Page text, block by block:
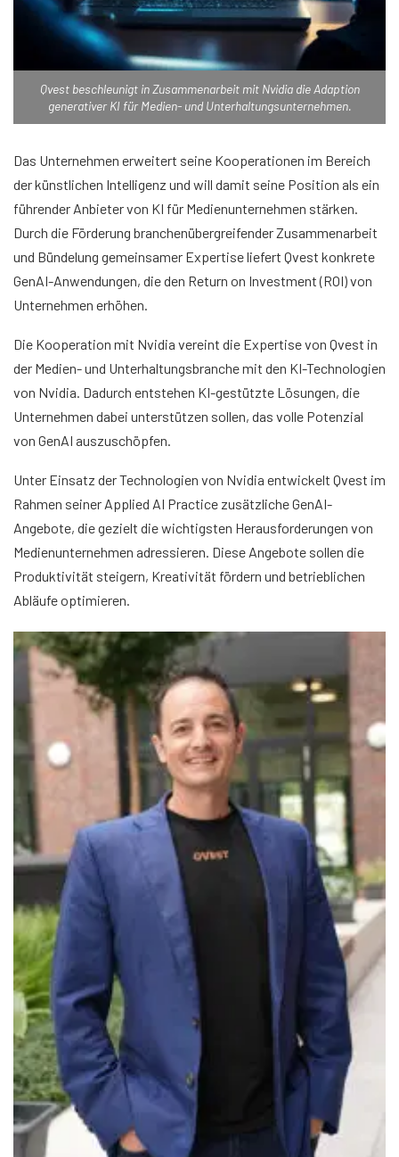
Qvest beschleunigt in Zusammenarbeit mit Nvidia die Adaption
generativer KI für Medien- und Unterhaltungsunternehmen.
Das Unternehmen erweitert seine Kooperationen im Bereich
der künstlichen Intelligenz und will damit seine Position als ein
führender Anbieter von KI für Medienunternehmen stärken.
Durch die Förderung branchenübergreifender Zusammenarbeit
und Bündelung gemeinsamer Expertise liefert Qvest konkrete
GenAI-Anwendungen, die den Return on Investment (ROI) von
Unternehmen erhöhen.
Die Kooperation mit Nvidia vereint die Expertise von Qvest in
der Medien- und Unterhaltungsbranche mit den KI-Technologien
von Nvidia. Dadurch entstehen KI-gestützte Lösungen, die
Unternehmen dabei unterstützen sollen, das volle Potenzial
von GenAI auszuschöpfen.
Unter Einsatz der Technologien von Nvidia entwickelt Qvest im
Rahmen seiner Applied AI Practice zusätzliche GenAI-
Angebote, die gezielt die wichtigsten Herausforderungen von
Medienunternehmen adressieren. Diese Angebote sollen die
Produktivität steigern, Kreativität fördern und betrieblichen
Abläufe optimieren.